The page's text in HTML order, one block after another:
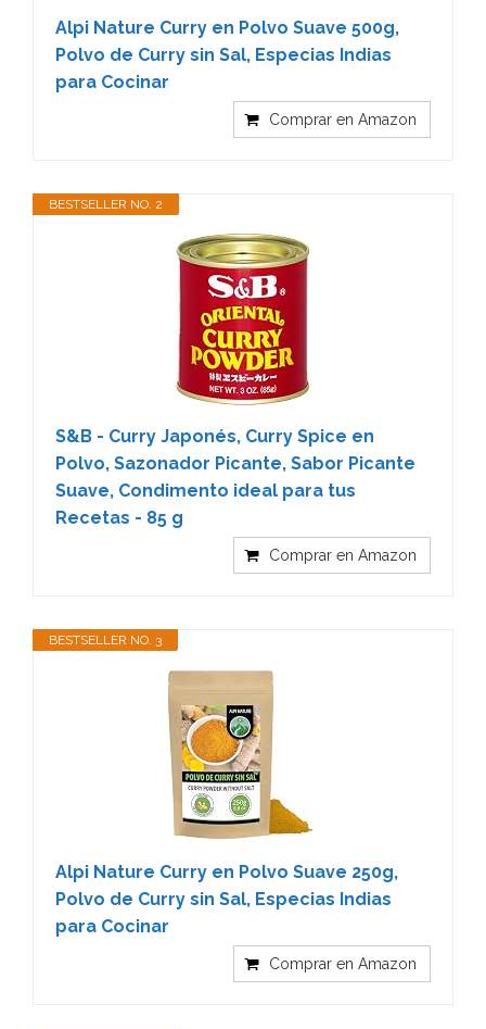
Alpi Nature Curry en Polvo Suave 500g,
Polvo de Curry sin Sal, Especias Indias
para Cocinar
Comprar en Amazon
BESTSELLER NO. 2
S&B - Curry Japonés, Curry Spice en
Polvo, Sazonador Picante, Sabor Picante
Suave, Condimento ideal para tus
Recetas - 85 g
Comprar en Amazon
BESTSELLER NO. 3
Alpi Nature Curry en Polvo Suave 250g,
Polvo de Curry sin Sal, Especias Indias
para Cocinar
Comprar en Amazon